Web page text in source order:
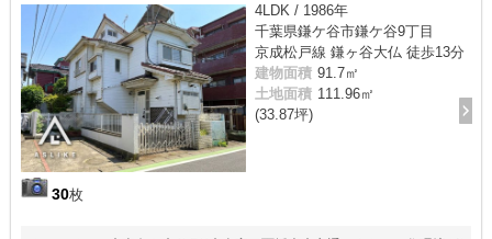
30枚
4LDK / 1986年
千葉県鎌ケ谷市鎌ケ谷9丁目
京成松戸線 鎌ヶ谷大仏 徒歩13分
建物面積 91.7㎡
土地面積 111.96㎡
(33.87坪)